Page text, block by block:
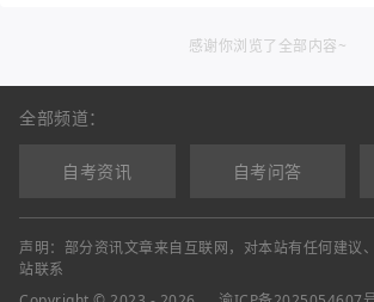
感谢你浏览了全部内容~
全部频道：
自考资讯 自考问答
声明：部分资讯文章来自互联网，对本站有任何建议
站联系